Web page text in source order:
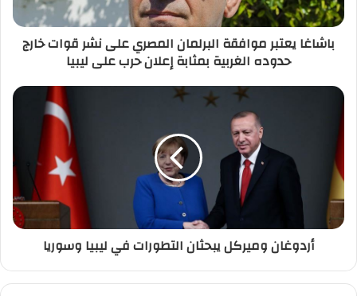
ت
ر
باشاغا يعتبر موافقة البرلمان المصري على نشر قوات خارج
حدوده الغربية بمثابة إعلان حرب على ليبيا
أردوغان وميركل يبحثان التطورات في ليبيا وسوريا